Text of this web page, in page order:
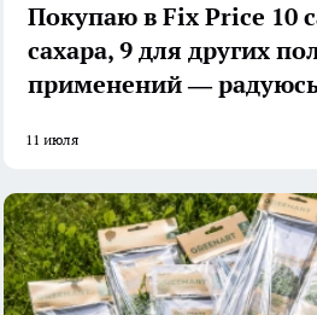
Покупаю в Fix Price 10
сахара, 9 для других
11 июля